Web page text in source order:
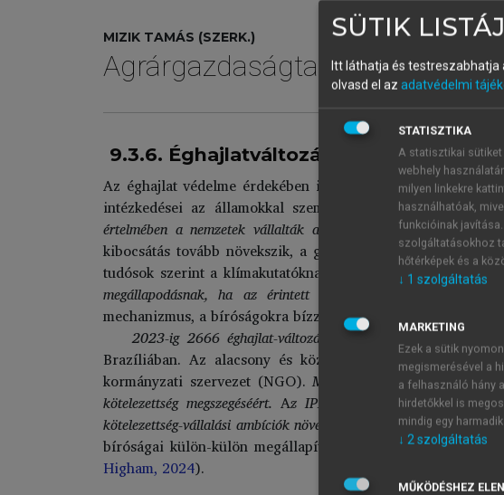
MIZIK TAMÁS (SZERK.)
Agrárgazdaságtan III.
9.3.6. Éghajlatváltozással kapcsolatos
Az éghajlat védelme érdekében indított perek a
intézkedései az államokkal szemben különböző
értelmében a nemzetek vállalták a globális felmelegedés 1,5
kibocsátás tovább növekszik, a globális hőmérséklet
tudósok szerint a klímakutatóknak támogatni kell az
megállapodásnak, ha az érintett országok ténylegesen
mechanizmus, a bíróságokra bízzák az éghajlatváltozásért
2023-ig 2666 éghajlat-változási peres ügy indult
Brazíliában. Az alacsony és közepes jövedelmű
kormányzati szervezet (NGO).Mindannyian arra
kötelezettség megszegéséért. Az IPPC kihangsúlyozta, hogy ha
kötelezettség-vállalási ambíciók növekedhetnek
IPCC, 2022).
bíróságai külön-külön megállapították, hogy kormányuk
Higham, 2024).
SÜTIK
Itt láthatja és
olvasd el az adatvédelmi
STATISZTIKA
A statisztikai sütiket
webhely
milyen linkekre
használhatóak,
funkcióinak
szolgáltatásokhoz
hőtérképek és a
↓ 1 szolgáltatás
MARKETING
Ezek a sütik
megismerésével a
a felhasználó hány
hirdetőkkel is
mindig egy
↓ 2szolgáltatás
MŰKÖDÉSHEZ